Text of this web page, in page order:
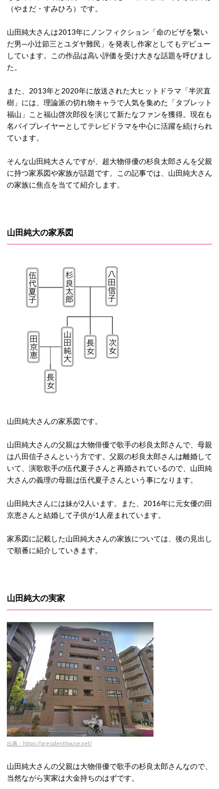
（やまだ・すみひろ）です。
山田純大さんは2013年にノンフィクション「命のビザを繋い
だ男—小辻節三とユダヤ難民」を発表し作家としてもデビュー
しています。この作品は高い評価を受け大きな話題を呼びまし
た。
また、2013年と2020年に放送された大ヒットドラマ「半沢直
樹」には、理論派の切れ物キャラで人気を集めた「タブレット
福山」こと福山啓次郎役を演じて新たなファンを獲得。現在も
名バイプレイヤーとしてテレビドラマを中心に活躍を続けられ
ています。
そんな山田純大さんですが、超大物俳優の杉良太郎さんを父親
に持つ家系図や家族が話題です。この記事では、山田純大さん
の家族に焦点を当てて紹介します。
山田純大の家系図
山田純大さんの家系図です。
山田純大さんの父親は大物俳優で歌手の杉良太郎さんで、母親
は八田信子さんという方です。父親の杉良太郎さんは離婚して
いて、演歌歌手の伍代夏子さんと再婚されているので、山田純
大さんの義理の母親は伍代夏子さんという事になります。
山田純大さんには妹が2人います。また、2016年に元女優の田
京恵さんと結婚して子供が1人産まれています。
家系図に記載した山田純大さんの家族については、後の見出し
で順番に紹介していきます。
山田純大の実家
出典：https://presidenthouse.net/
山田純大さんの父親は大物俳優で歌手の杉良太郎さんなので、
当然ながら実家は大金持ちのはずです。